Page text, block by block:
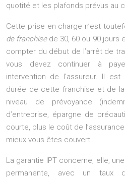
quotité et les plafonds prévus au
Cette prise en charge n’est
de franchisede 30, 60 ou 90 jours
compter du début de l’arrêt de
vous devez continuer à
intervention de l’assureur. Il
durée de cette franchise et de
niveau de prévoyance
d’entreprise, épargne de
courte, plus le coût de
mieux vous êtes couvert.
La garantie IPT concerne, elle,
permanente, avec un taux